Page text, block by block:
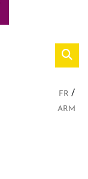
FR
ARM